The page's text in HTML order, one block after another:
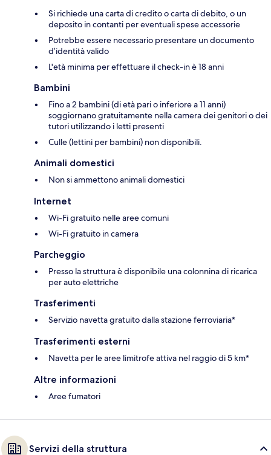
Si richiede una carta di credito o carta di debito, o un
deposito in contanti per eventuali spese accessorie
Potrebbe essere necessario presentare un documento
d’identità valido
L'età minima per effettuare il check-in è 18 anni
Bambini
Fino a 2 bambini (di età pari o inferiore a 11 anni)
soggiornano gratuitamente nella camera dei genitori o dei
tutori utilizzando i letti presenti
Culle (lettini per bambini) non disponibili.
Animali domestici
Non si ammettono animali domestici
Internet
Wi-Fi gratuito nelle aree comuni
Wi-Fi gratuito in camera
Parcheggio
Presso la struttura è disponibile una colonnina di ricarica
per auto elettriche
Trasferimenti
Servizio navetta gratuito dalla stazione ferroviaria*
Trasferimenti esterni
Navetta per le aree limitrofe attiva nel raggio di 5 km*
Altre informazioni
Aree fumatori
Servizi della struttura